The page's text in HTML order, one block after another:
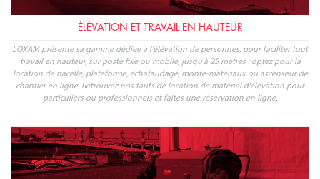
ÉLÉVATION ET TRAVAIL EN HAUTEUR
LOXAM présente sa gamme dédiée à l'élévation de personnes, pour faciliter tout
travail en hauteur, sur poste fixe ou mobile, jusqu'à 25 mètres : optez pour la
location de nacelle, plateforme, échafaudage, monte-matériaux ou ascenseur de
chantier en ligne. Retrouvez nos tarifs de location de matériel d'élévation pour
particuliers ou professionnels et faites une réservation en ligne.